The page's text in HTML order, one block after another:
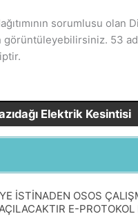
sorumlusu olan
53
Elektrik Kesintisi
İSTİNADEN OSOS
E-